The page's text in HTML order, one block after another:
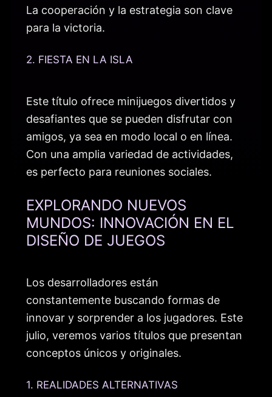
La cooperación y la estrategia son clave
para la victoria.
2. FIESTA EN LA ISLA
Este título ofrece minijuegos divertidos y
desafiantes que se pueden disfrutar con
amigos, ya sea en modo local o en línea.
Con una amplia variedad de actividades,
es perfecto para reuniones sociales.
EXPLORANDO NUEVOS
MUNDOS: INNOVACIÓN EN EL
DISEÑO DE JUEGOS
Los desarrolladores están
constantemente buscando formas de
innovar y sorprender a los jugadores. Este
julio, veremos varios títulos que presentan
conceptos únicos y originales.
1. REALIDADES ALTERNATIVAS